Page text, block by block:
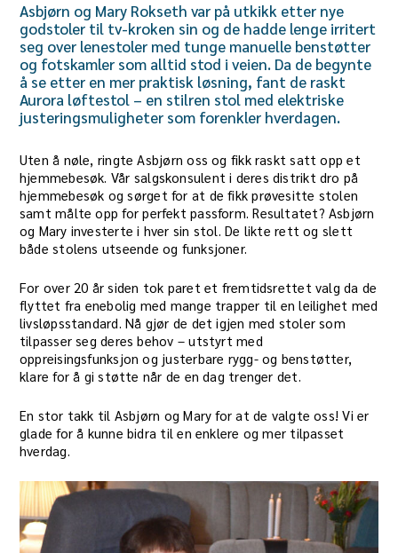
Asbjørn og Mary Rokseth var på utkikk etter nye
godstoler til tv-kroken sin og de hadde lenge irritert
seg over lenestoler med tunge manuelle benstøtter
og fotskamler som alltid stod i veien. Da de begynte
å se etter en mer praktisk løsning, fant de raskt
Aurora løftestol – en stilren stol med elektriske
justeringsmuligheter som forenkler hverdagen.
Uten å nøle, ringte Asbjørn oss og fikk raskt satt opp et
hjemmebesøk. Vår salgskonsulent i deres distrikt dro på
hjemmebesøk og sørget for at de fikk prøvesitte stolen
samt målte opp for perfekt passform. Resultatet? Asbjørn
og Mary investerte i hver sin stol. De likte rett og slett
både stolens utseende og funksjoner.
For over 20 år siden tok paret et fremtidsrettet valg da de
flyttet fra enebolig med mange trapper til en leilighet med
livsløpsstandard. Nå gjør de det igjen med stoler som
tilpasser seg deres behov – utstyrt med
oppreisingsfunksjon og justerbare rygg- og benstøtter,
klare for å gi støtte når de en dag trenger det.
En stor takk til Asbjørn og Mary for at de valgte oss! Vi er
glade for å kunne bidra til en enklere og mer tilpasset
hverdag.